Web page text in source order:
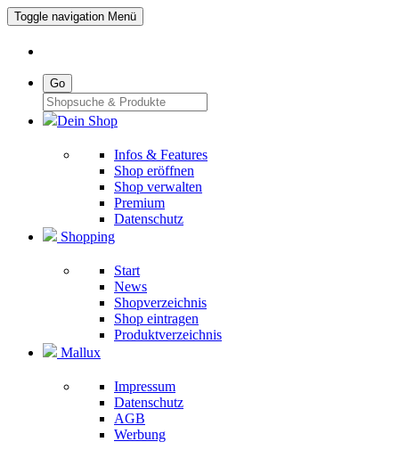
Toggle navigation Menü
Go
Dein Shop
Infos & Features
Shop eröffnen
Shop verwalten
Premium
Datenschutz
Shopping
Start
News
Shopverzeichnis
Shop eintragen
Produktverzeichnis
Mallux
Impressum
Datenschutz
AGB
Werbung